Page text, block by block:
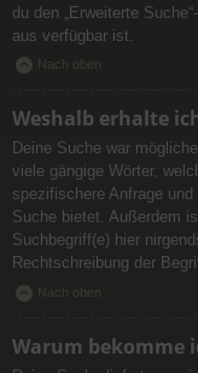
du den „Erweiterte
aus verfügbar ist.
Nach oben
Weshalb erhalte
Deine Suche war
viele gängige Wörter,
spezifischere Anfrage
Suche bietet. Außerdem
Suchbegriff(e) hier
Rechtschreibung der
Nach oben
Warum bekomme